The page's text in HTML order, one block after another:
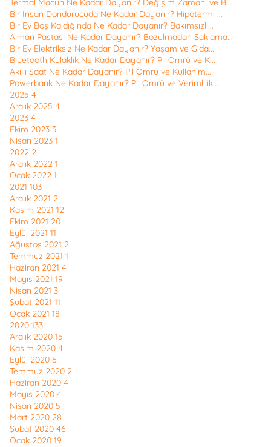
Termal Macun Ne Kadar Dayanır? Değişim Zamanı ve B...
Bir İnsan Dondurucuda Ne Kadar Dayanır? Hipotermi ...
Bir Ev Boş Kaldığında Ne Kadar Dayanır? Bakımsızlı...
Alman Pastası Ne Kadar Dayanır? Bozulmadan Saklama...
Bir Ev Elektriksiz Ne Kadar Dayanır? Yaşam ve Gıda...
Bluetooth Kulaklık Ne Kadar Dayanır? Pil Ömrü ve K...
Akıllı Saat Ne Kadar Dayanır? Pil Ömrü ve Kullanım...
Powerbank Ne Kadar Dayanır? Pil Ömrü ve Verimlilik...
2025 4
Aralık 2025 4
2023 4
Ekim 2023 3
Nisan 2023 1
2022 2
Aralık 2022 1
Ocak 2022 1
2021 103
Aralık 2021 2
Kasım 2021 12
Ekim 2021 20
Eylül 2021 11
Ağustos 2021 2
Temmuz 2021 1
Haziran 2021 4
Mayıs 2021 19
Nisan 2021 3
Şubat 2021 11
Ocak 2021 18
2020 133
Aralık 2020 15
Kasım 2020 4
Eylül 2020 6
Temmuz 2020 2
Haziran 2020 4
Mayıs 2020 4
Nisan 2020 5
Mart 2020 28
Şubat 2020 46
Ocak 2020 19